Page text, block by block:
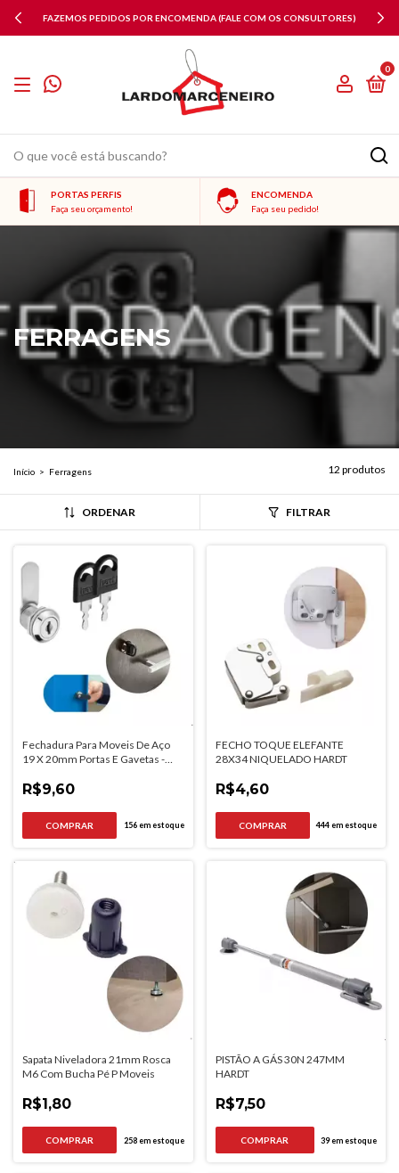
FAZEMOS PEDIDOS POR ENCOMENDA (FALE COM OS CONSULTORES)
0
PORTAS PERFIS
Faça seu orçamento!
ENCOMENDA
Faça seu pedido!
FERRAGENS
Início > Ferragens 12 produtos
ORDENAR FILTRAR
Fechadura Para Moveis De Aço
19 X 20mm Portas E Gavetas -
R$9,60
156em estoque
FECHO TOQUE ELEFANTE
28X34 NIQUELADO HARDT
R$4,60
444em estoque
Sapata Niveladora 21mm Rosca
M6 Com Bucha Pé P Moveis
R$1,80
258em estoque
PISTÃO A GÁS 30N 247MM
HARDT
R$7,50
39em estoque